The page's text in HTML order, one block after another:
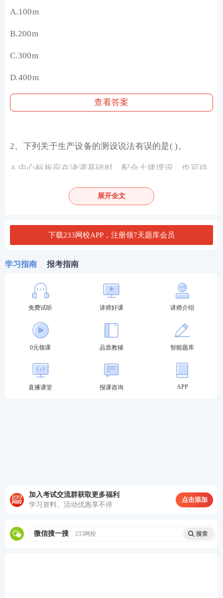
A.100m
B.200m
C.300m
D.400m
查看答案
2、下列关于生产设备的测设说法有误的是( )。
A. 中心标板应在浇灌基础时，配合土建埋设，也可待
B.设备安装基准线不少于纵、横 两条
C.简单的标高基准点一般作为独立设备安装的基准点
高基准点
查看答案
3、长输管线的中心定位主点不包括( )。
B.管线的中点
热点推荐：
一建考试试题在线刷（章节题/真题/模拟题等）
各科目近6年一级建造师考试真题PDF免费下载
展开全文
下载233网校APP，注册领7天题库会员
学习指南 报考指南
免费试听 讲师好课 讲师介绍
0元领课 品质教辅 智能题库
直播课堂 报课咨询 APP
加入考试交流群获取更多福利
学习资料、活动优惠享不停
点击添加
微信搜一搜 233网校